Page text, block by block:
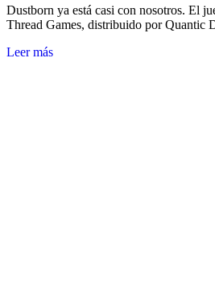
Dustborn ya está casi con nosotros. El
Thread Games, distribuido por Quantic
Leer más